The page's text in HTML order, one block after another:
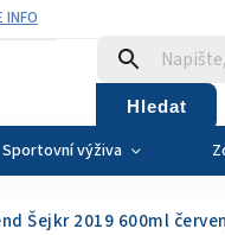
INFO
Hledat
Sportovní výživa
Šejkr 2019 600ml